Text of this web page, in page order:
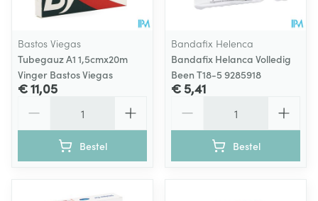
Bastos Viegas
Tubegauz A1 1,5cmx20m
Vinger Bastos Viegas
€ 11,05
Bestel
Bandafix Helenca
Bandafix Helanca Volledig
Been T18-5 9285918
€ 5,41
Bestel